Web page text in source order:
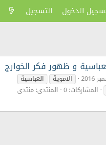
الدخول التسجيل
و ظهور فكر الخوارج
الاموية
العباسية
المشاركات: 0 المنتدى: منتدى